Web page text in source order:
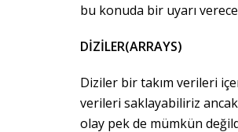
bu konuda bir uyarı
DİZİLER(ARRAYS)
Diziler bir takım verileri
verileri saklayabiliriz
olay pek de mümkün